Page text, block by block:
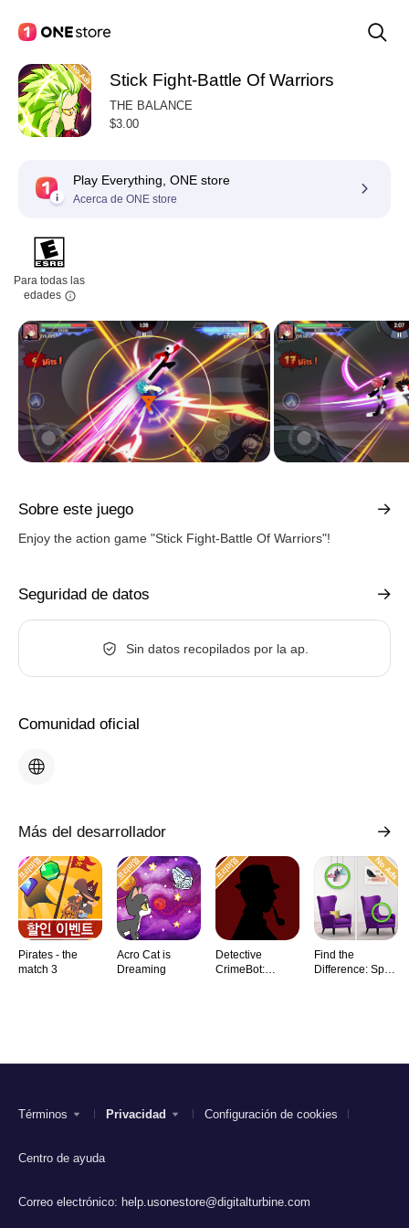
Stick Fight-Battle Of Warriors
THE BALANCE
$3.00
Play Everything, ONE store
Acerca de ONE store
Para todas las
edades
Sobre este juego
Enjoy the action game "Stick Fight-Battle Of Warriors"!
Seguridad de datos
Sin datos recopilados por la ap.
Comunidad oficial
Más del desarrollador
Pirates - the
match 3
Acro Cat is
Dreaming
Detective
CrimeBot:
Find the
Difference: Spot
Términos Privacidad Configuración de cookies
Centro de ayuda
Correo electrónico: help.usonestore@digitalturbine.com